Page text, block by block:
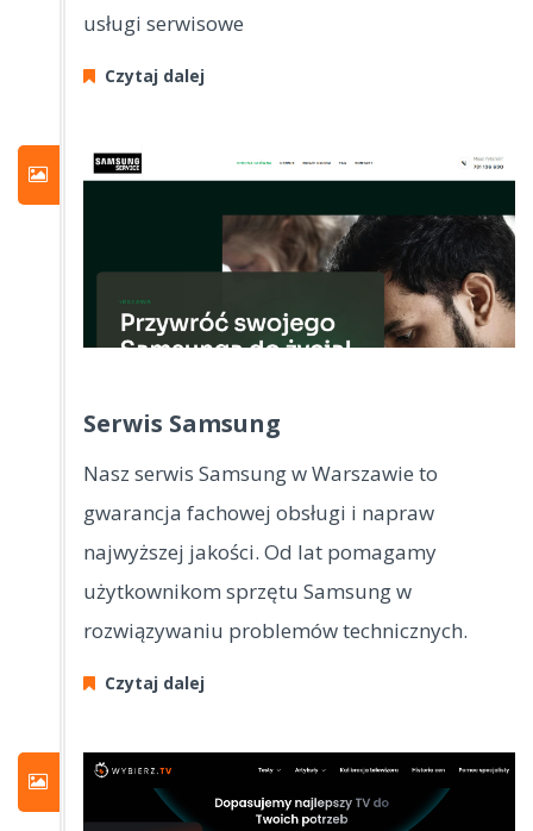
usługi serwisowe
Czytaj dalej
Serwis Samsung
Nasz serwis Samsung w Warszawie to
gwarancja fachowej obsługi i napraw
najwyższej jakości. Od lat pomagamy
użytkownikom sprzętu Samsung w
rozwiązywaniu problemów technicznych.
Czytaj dalej